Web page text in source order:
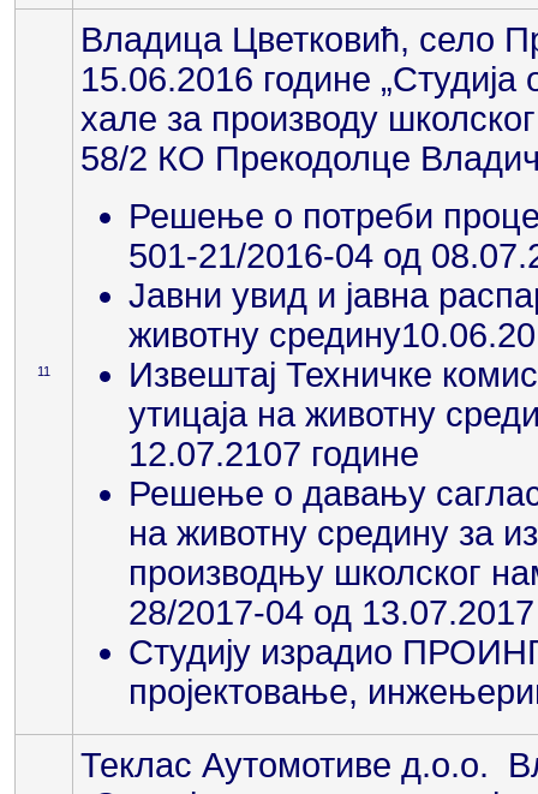
11
Владица Цветковић, село
15.06.2016 године
хале за производу
58/2 КО Прекодолце
Решење о потреби
501-21/2016-04 од
Јавни увид и јавна
животну
Извештај Техничке
утицаја на животну
12.07.2107 године
Решење о давању
на животну средину за
производњу школског
28/2017-04 од
Студију израдио
пројектовање,
Теклас Аутомотиве д.о.о.